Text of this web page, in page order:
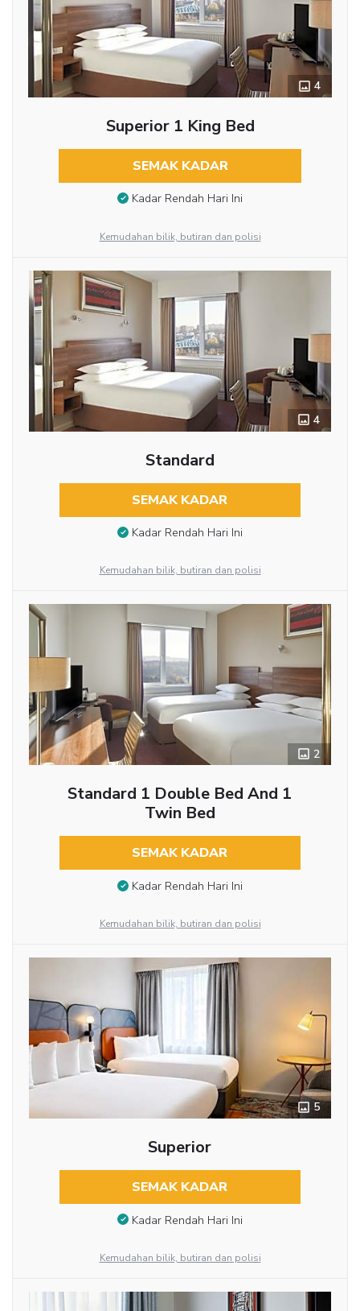
4
Superior 1 King Bed
SEMAK KADAR
Kadar Rendah Hari Ini
Kemudahan bilik, butiran dan polisi
4
Standard
SEMAK KADAR
Kadar Rendah Hari Ini
Kemudahan bilik, butiran dan polisi
2
Standard 1 Double Bed And 1
Twin Bed
SEMAK KADAR
Kadar Rendah Hari Ini
Kemudahan bilik, butiran dan polisi
5
Superior
SEMAK KADAR
Kadar Rendah Hari Ini
Kemudahan bilik, butiran dan polisi